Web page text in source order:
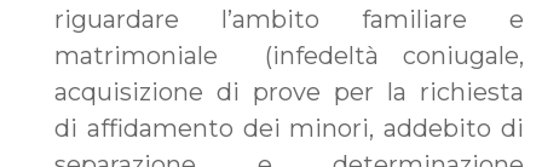
riguardare l’ambito familiare e
matrimoniale (infedeltà coniugale,
acquisizione di prove per la richiesta
di affidamento dei minori, addebito di